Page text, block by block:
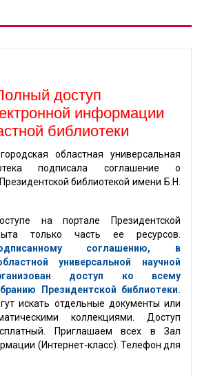
доступ
информации
библиотеки
областная универсальная
подписала соглашение о
библиотекой имени Б.Н.
на портале Президентской
только часть ее ресурсов.
соглашению, в
универсальной научной
доступ ко всему
Президентской библиотеки.
искать отдельные документы или
коллекциями. Доступ
Приглашаем всех в Зал
(Интернет-класс). Телефон для